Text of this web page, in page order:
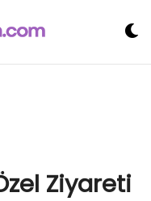
Ziyareti